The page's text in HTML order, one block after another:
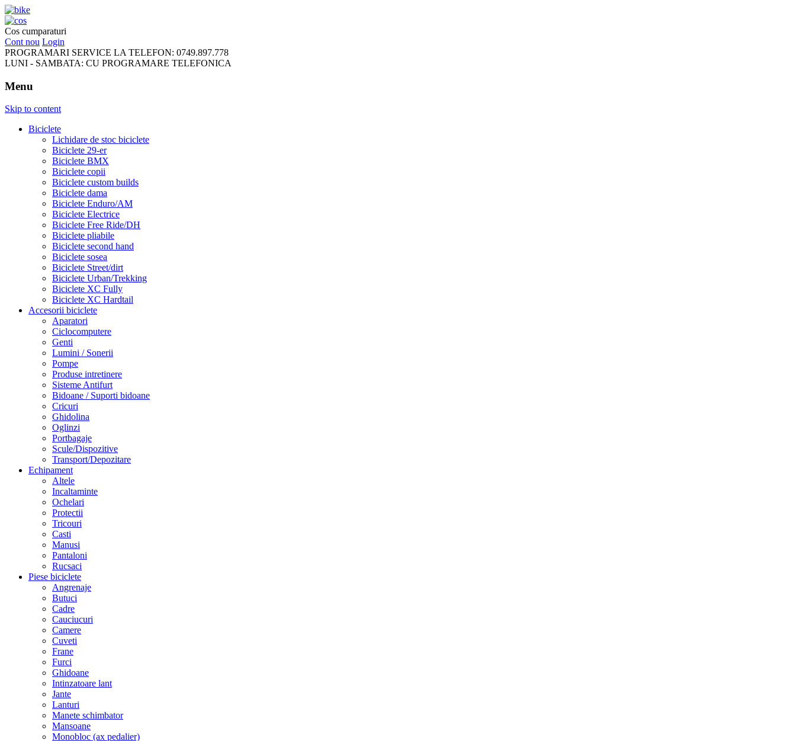
FreeRideBikes
Cos cumparaturi
Cont nou Login
PROGRAMARI SERVICE LA TELEFON: 0749.897.778
LUNI - SAMBATA: CU PROGRAMARE TELEFONICA
Menu
Skip to content
Biciclete
Lichidare de stoc biciclete
Biciclete 29-er
Biciclete BMX
Biciclete copii
Biciclete custom builds
Biciclete dama
Biciclete Enduro/AM
Biciclete Electrice
Biciclete Free Ride/DH
Biciclete pliabile
Biciclete second hand
Biciclete sosea
Biciclete Street/dirt
Biciclete Urban/Trekking
Biciclete XC Fully
Biciclete XC Hardtail
Accesorii biciclete
Aparatori
Ciclocomputere
Genti
Lumini / Sonerii
Pompe
Produse intretinere
Sisteme Antifurt
Bidoane / Suporti bidoane
Cricuri
Ghidolina
Oglinzi
Portbagaje
Scule/Dispozitive
Transport/Depozitare
Echipament
Altele
Incaltaminte
Ochelari
Protectii
Tricouri
Casti
Manusi
Pantaloni
Rucsaci
Piese biciclete
Angrenaje
Butuci
Cadre
Cauciucuri
Camere
Cuveti
Frane
Furci
Ghidoane
Intinzatoare lant
Jante
Lanturi
Manete schimbator
Mansoane
Monobloc (ax pedalier)